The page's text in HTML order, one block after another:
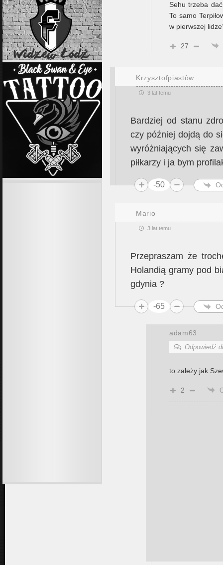
Sehu trzeba
To samo
w pierwszej
27
Krzysztofpiastòw
3 lat temu
Bardziej od stanu
czy później dojdą do
wyróżniających się
piłkarzy i ja bym
-50
Mario
3 lat temu
Przepraszam że
Holandią gramy pod
gdynia ?
-65
adam63
Odpowiedź
to zależy jak
2